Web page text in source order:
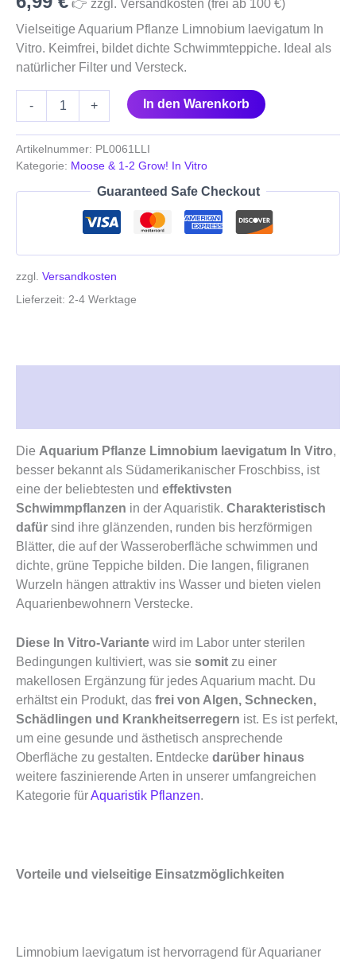
👉 zzgl. Versandkosten (frei ab 100 €)
Vielseitige Aquarium Pflanze Limnobium laevigatum In
Vitro. Keimfrei, bildet dichte Schwimmteppiche. Ideal als
natürlicher Filter und Versteck.
- + In den Warenkorb
Artikelnummer: PL0061LLI
Kategorie: Moose & 1-2 Grow! In Vitro
Guaranteed Safe Checkout
zzgl. Versandkosten
Lieferzeit: 2-4 Werktage
Die Aquarium Pflanze Limnobium laevigatum In Vitro,
besser bekannt als Südamerikanischer Froschbiss, ist
eine der beliebtesten und effektivsten
Schwimmpflanzen in der Aquaristik. Charakteristisch
dafür sind ihre glänzenden, runden bis herzförmigen
Blätter, die auf der Wasseroberfläche schwimmen und
dichte, grüne Teppiche bilden. Die langen, filigranen
Wurzeln hängen attraktiv ins Wasser und bieten vielen
Aquarienbewohnern Verstecke.
Diese In Vitro-Variante wird im Labor unter sterilen
Bedingungen kultiviert, was sie somit zu einer
makellosen Ergänzung für jedes Aquarium macht. Du
erhältst ein Produkt, das frei von Algen, Schnecken,
Schädlingen und Krankheitserregern ist. Es ist perfekt,
um eine gesunde und ästhetisch ansprechende
Oberfläche zu gestalten. Entdecke darüber hinaus
weitere faszinierende Arten in unserer umfangreichen
Kategorie fürAquaristik Pflanzen.
Vorteile und vielseitige Einsatzmöglichkeiten
Limnobium laevigatum ist hervorragend für Aquarianer